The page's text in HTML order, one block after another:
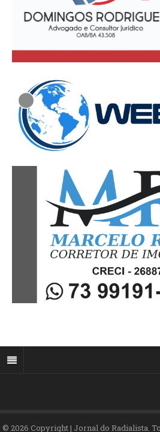
© 2026 Copyright | Jornal do Radialista.